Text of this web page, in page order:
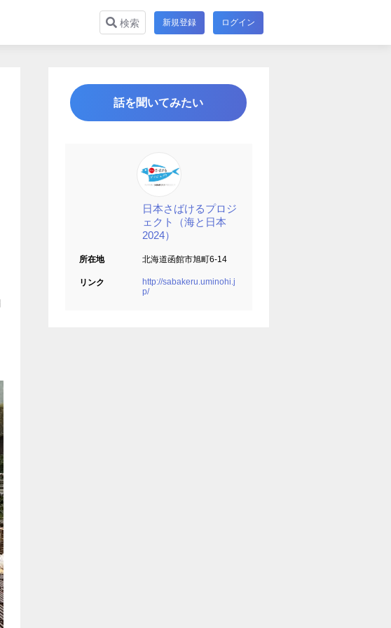
検索 新規登録 ログイン
話を聞いてみたい
日本さばけるプロジ
ェクト（海と日本
2024）
所在地 北海道函館市旭町6-14
リンク
http://sabakeru.uminohi.j
p/